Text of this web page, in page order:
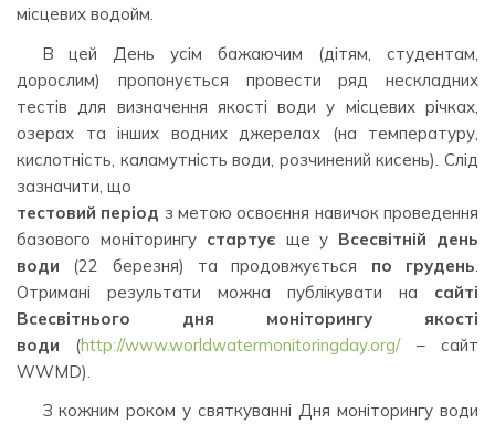
місцевих водойм.
В цей День усім бажаючим (дітям, студентам,
дорослим) пропонується провести ряд нескладних
тестів для визначення якості води у місцевих річках,
озерах та інших водних джерелах (на температуру,
кислотність, каламутність води, розчинений кисень). Слід
зазначити, що
тестовий період з метою освоєння навичок проведення
базового моніторингу стартує ще у Всесвітній день
води (22 березня) та продовжується по грудень
Отримані результати можна публікувати на сайті
Всесвітнього дня моніторингу якості
води (http://www.worldwatermonitoringday.org/– сайт
WWMD).
З кожним роком у святкуванні Дня моніторингу води